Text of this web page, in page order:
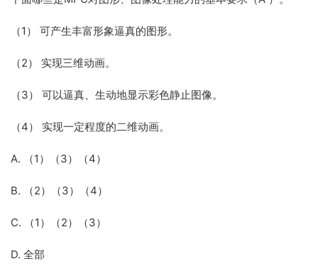
（1） 可产生丰富形象逼真的图形。
（2） 实现三维动画。
（3） 可以逼真、生动地显示彩色静止图像。
（4） 实现一定程度的二维动画。
A. （1）（3）（4）
B. （2）（3）（4）
C. （1）（2）（3）
D. 全部